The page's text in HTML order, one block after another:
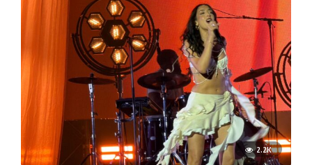
2.2K